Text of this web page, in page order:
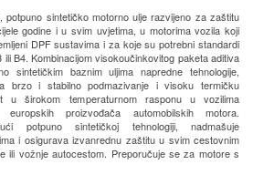
potpuno sintetičko motorno ulje razvijeno za zaštitu
godine i u svim uvjetima, u motorima vozila koji
DPF sustavima i za koje su potrebni standardi
ili B4. Kombinacijom visokoučinkovitog paketa aditiva
sintetičkim baznim uljima napredne tehnologije,
brzo i stabilno podmazivanje i visoku termičku
u širokom temperaturnom rasponu u vozilima
europskih proizvođača automobilskih motora.
potpuno sintetičkoj tehnologiji, nadmašuje
i osigurava izvanrednu zaštitu u svim cestovnim
ili vožnje autocestom. Preporučuje se za motore s